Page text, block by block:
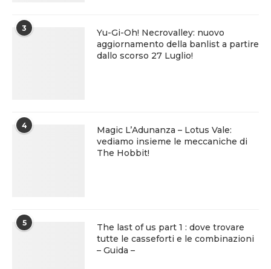
3
Yu-Gi-Oh! Necrovalley: nuovo
aggiornamento della banlist a partire
dallo scorso 27 Luglio!
4
Magic L’Adunanza – Lotus Vale:
vediamo insieme le meccaniche di
The Hobbit!
5
The last of us part 1 : dove trovare
tutte le casseforti e le combinazioni
– Guida –